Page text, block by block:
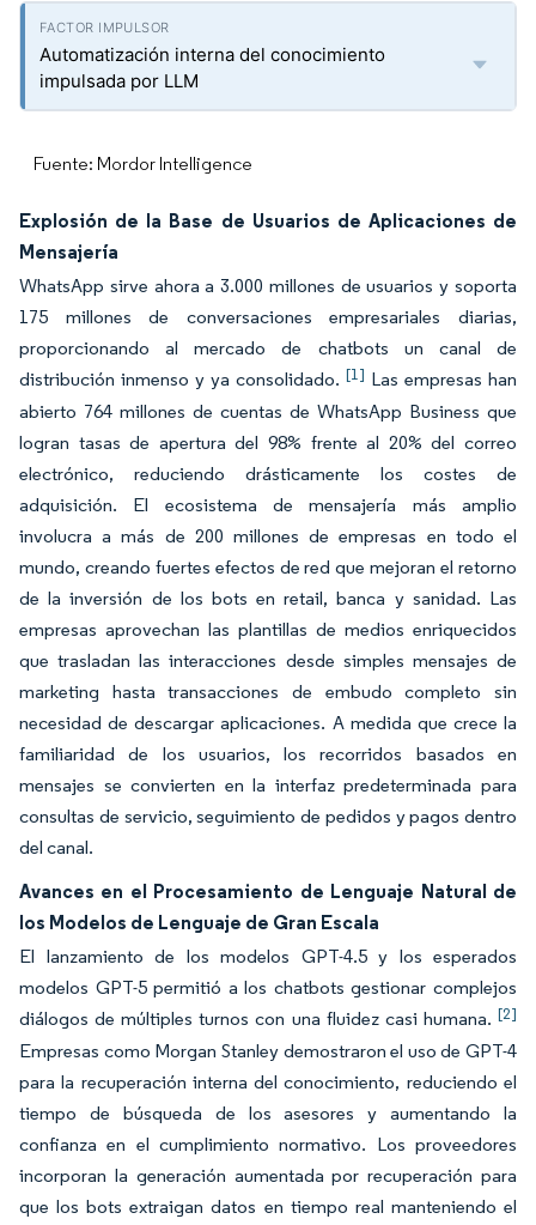
Automatización interna del conocimiento
impulsada por LLM
Fuente: Mordor Intelligence
Explosión de la Base de Usuarios de Aplicaciones de
Mensajería
WhatsApp sirve ahora a 3.000 millones de usuarios y soporta
175 millones de conversaciones empresariales diarias,
proporcionando al mercado de chatbots un canal de
distribución inmenso y ya consolidado. [1] Las empresas han
abierto 764 millones de cuentas de WhatsApp Business que
logran tasas de apertura del 98% frente al 20% del correo
electrónico, reduciendo drásticamente los costes de
adquisición. El ecosistema de mensajería más amplio
involucra a más de 200 millones de empresas en todo el
mundo, creando fuertes efectos de red que mejoran el retorno
de la inversión de los bots en retail, banca y sanidad. Las
empresas aprovechan las plantillas de medios enriquecidos
que trasladan las interacciones desde simples mensajes de
marketing hasta transacciones de embudo completo sin
necesidad de descargar aplicaciones. A medida que crece la
familiaridad de los usuarios, los recorridos basados en
mensajes se convierten en la interfaz predeterminada para
consultas de servicio, seguimiento de pedidos y pagos dentro
del canal.
Avances en el Procesamiento de Lenguaje Natural de
los Modelos de Lenguaje de Gran Escala
El lanzamiento de los modelos GPT-4.5 y los esperados
modelos GPT-5 permitió a los chatbots gestionar complejos
diálogos de múltiples turnos con una fluidez casi humana. [2]
Empresas como Morgan Stanley demostraron el uso de GPT-4
para la recuperación interna del conocimiento, reduciendo el
tiempo de búsqueda de los asesores y aumentando la
confianza en el cumplimiento normativo. Los proveedores
incorporan la generación aumentada por recuperación para
que los bots extraigan datos en tiempo real manteniendo el